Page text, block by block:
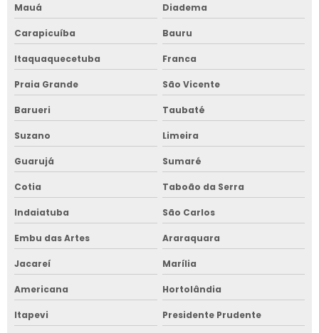
Mauá Diadema
Carapicuíba Bauru
Itaquaquecetuba Franca
Praia Grande São Vicente
Barueri Taubaté
Suzano Limeira
Guarujá Sumaré
Cotia Taboão da Serra
Indaiatuba São Carlos
Embu das Artes Araraquara
Jacareí Marília
Americana Hortolândia
Itapevi Presidente Prudente